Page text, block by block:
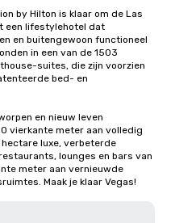
by Hilton is klaar om de Las
een lifestylehotel dat
en buitengewoon functioneel
in een van de 1503
suites, die zijn voorzien
bed- en
en nieuw leven
vierkante meter aan volledig
luxe, verbeterde
lounges en bars van
meter aan vernieuwde
Maak je klaar Vegas!